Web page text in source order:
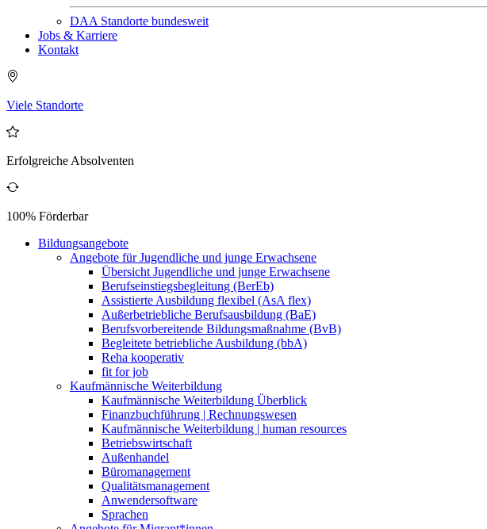
DAA Standorte bundesweit
Jobs & Karriere
Kontakt
Viele Standorte
Erfolgreiche Absolventen
100% Förderbar
Bildungsangebote
Angebote für Jugendliche und junge Erwachsene
Übersicht Jugendliche und junge Erwachsene
Berufseinstiegsbegleitung (BerEb)
Assistierte Ausbildung flexibel (AsA flex)
Außerbetriebliche Berufsausbildung (BaE)
Berufsvorbereitende Bildungsmaßnahme (BvB)
Begleitete betriebliche Ausbildung (bbA)
Reha kooperativ
fit for job
Kaufmännische Weiterbildung
Kaufmännische Weiterbildung Überblick
Finanzbuchführung | Rechnungswesen
Kaufmännische Weiterbildung | human resources
Betriebswirtschaft
Außenhandel
Büromanagement
Qualitätsmanagement
Anwendersoftware
Sprachen